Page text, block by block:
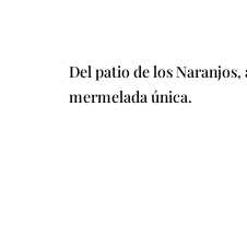
Del patio de los Naranjos,
mermelada única.